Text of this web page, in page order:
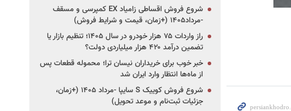
شروع فروش اقساطی زامیاد EX کمپرسی و مسقف
-مرداد۱۴۰۵ (+زمان، قیمت و شرایط فروش)
راز واردات ۷۵ هزار خودرو در سال ۱۴۰۵؛ تنظیم بازار یا
تضمین درآمد ۴۲۰ هزار میلیاردی دولت؟
خبر خوب برای خریداران نیسان ترا؛ محموله قطعات پس
از ماه‌ها انتظار وارد ایران شد
شروع فروش کوییک S سایپا -مرداد ۱۴۰۵ (+زمان،
جزئیات ثبت‌نام و موعد تحویل)